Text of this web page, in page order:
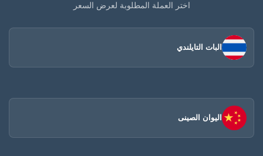
اختر العملة المطلوبة لعرض السعر
البات التايلندي
اليوان الصينى​